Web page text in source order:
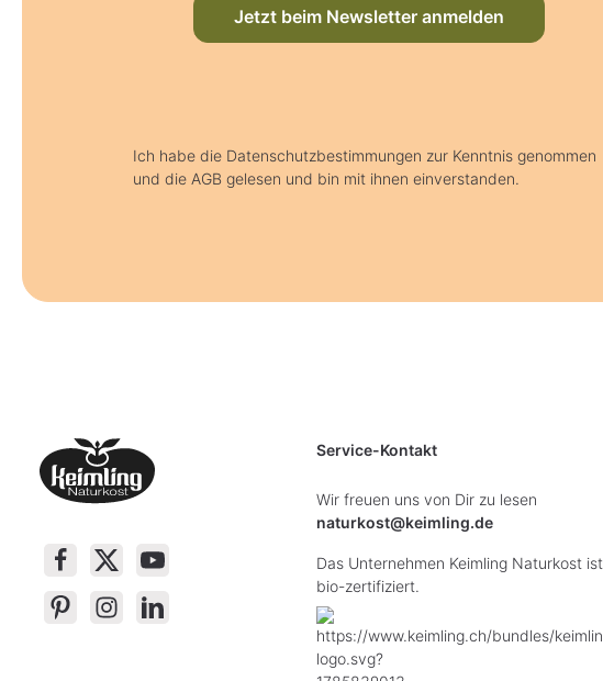
Jetzt beim Newsletter anmelden
Ich habe die Datenschutzbestimmungen zur Kenntnis genommen
und die AGB gelesen und bin mit ihnen einverstanden.
Service-Kontakt
Wir freuen uns von Dir zu lesen
naturkost@keimling.de
Das Unternehmen Keimling Naturkost ist
bio-zertifiziert.